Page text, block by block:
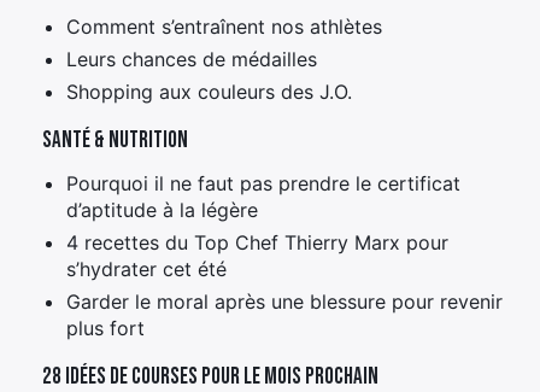
Comment s’entraînent nos athlètes
Leurs chances de médailles
Shopping aux couleurs des J.O.
Santé & nutrition
Pourquoi il ne faut pas prendre le certificat
d’aptitude à la légère
4 recettes du Top Chef Thierry Marx pour
s’hydrater cet été
Garder le moral après une blessure pour revenir
plus fort
28 idées de courses pour le mois prochain